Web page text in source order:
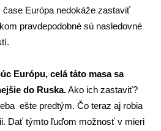
Európa nedokáže zastaviť
pravdepodobné sú nasledovné
Európu, celá táto masa sa
do Ruska.Ako ich zastaviť?
ešte predtým. Čo teraz aj robia
Dať týmto ľuďom možnosť v mieri